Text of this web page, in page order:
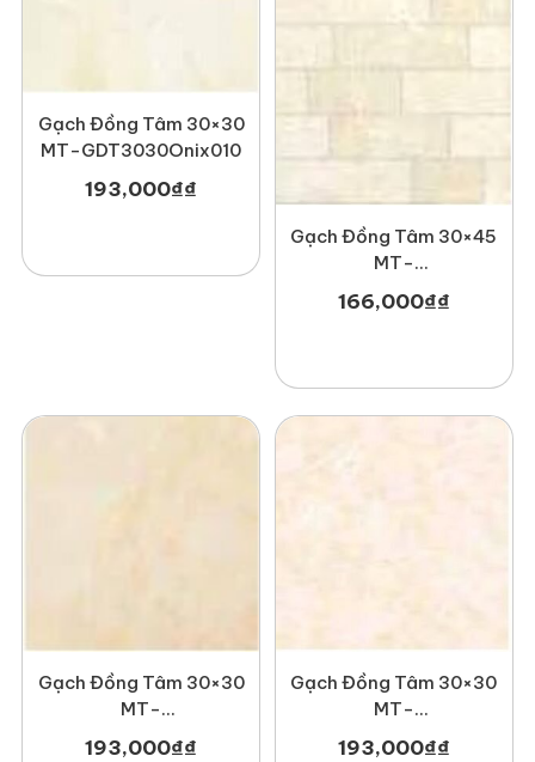
Gạch Đồng Tâm 30×30
MT-GDT3030Onix010
193,000₫₫
Gạch Đồng Tâm 30×45
MT-
GDT3045Hoada001
166,000₫₫
Gạch Đồng Tâm 30×30
MT-
GDT3030Hoabien004
193,000₫₫
Gạch Đồng Tâm 30×30
MT-
193,000₫₫